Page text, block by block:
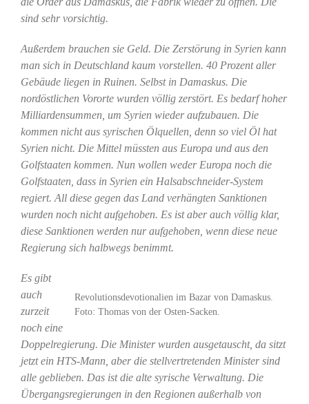
sind sehr vorsichtig.
Außerdem brauchen sie Geld. Die Zerstörung in Syrien kann
man sich in Deutschland kaum vorstellen. 40 Prozent aller
Gebäude liegen in Ruinen. Selbst in Damaskus. Die
nordöstlichen Vororte wurden völlig zerstört. Es bedarf hoher
Milliardensummen, um Syrien wieder aufzubauen. Die
kommen nicht aus syrischen Ölquellen, denn so viel Öl hat
Syrien nicht. Die Mittel müssten aus Europa und aus den
Golfstaaten kommen. Nun wollen weder Europa noch die
Golfstaaten, dass in Syrien ein Halsabschneider-System
regiert. All diese gegen das Land verhängten Sanktionen
wurden noch nicht aufgehoben. Es ist aber auch völlig klar,
diese Sanktionen werden nur aufgehoben, wenn diese neue
Regierung sich halbwegs benimmt.
Revolutionsdevotionalien im Bazar von Damaskus.
Foto: Thomas von der Osten-Sacken.
Es gibt
auch
zurzeit
noch eine
Doppelregierung. Die Minister wurden ausgetauscht, da sitzt
jetzt ein HTS-Mann, aber die stellvertretenden Minister sind
alle geblieben. Das ist die alte syrische Verwaltung. Die
Übergangsregierungen in den Regionen außerhalb von